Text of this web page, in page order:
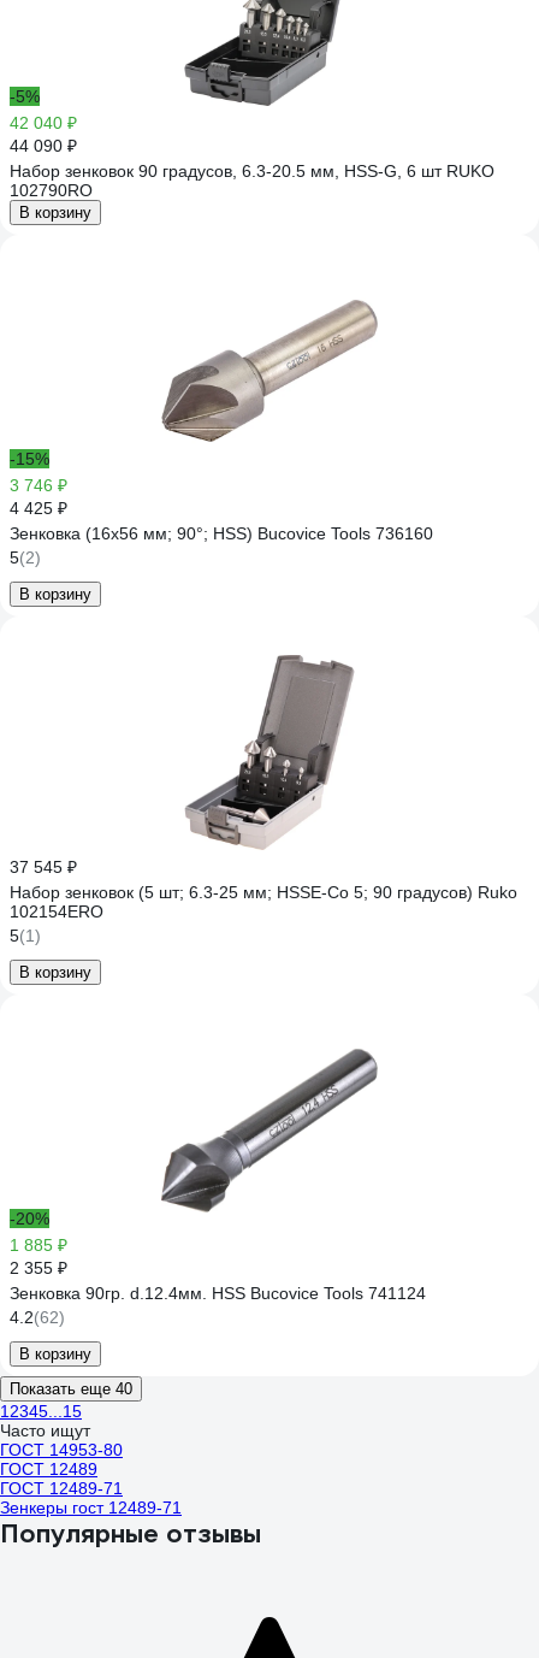
-5%
42 040 ₽
44 090 ₽
Набор зенковок 90 градусов, 6.3-20.5 мм, HSS-G, 6 шт RUKO
102790RO
В корзину
-15%
3 746 ₽
4 425 ₽
Зенковка (16х56 мм; 90°; HSS) Bucovice Tools 736160
5(2)
В корзину
37 545 ₽
Набор зенковок (5 шт; 6.3-25 мм; HSSE-Co 5; 90 градусов) Ruko
102154ERO
5(1)
В корзину
-20%
1 885 ₽
2 355 ₽
Зенковка 90гр. d.12.4мм. HSS Bucovice Tools 741124
4.2(62)
В корзину
Показать еще 40
1 2345
15
Часто ищут
ГОСТ 14953-80
ГОСТ 12489
ГОСТ 12489-71
Зенкеры гост 12489-71
Популярные отзывы